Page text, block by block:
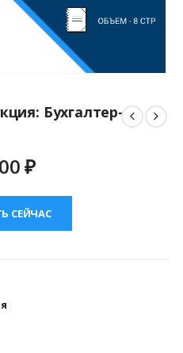
Бухгалтер-
₽.
₽Текущая
400.00 ₽.
СЕЙЧАС